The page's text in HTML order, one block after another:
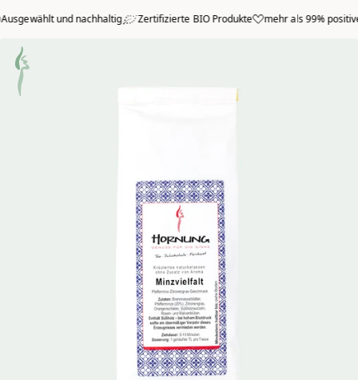
und nachhaltig Zertifizierte BIO Produkte mehr als 99% positive